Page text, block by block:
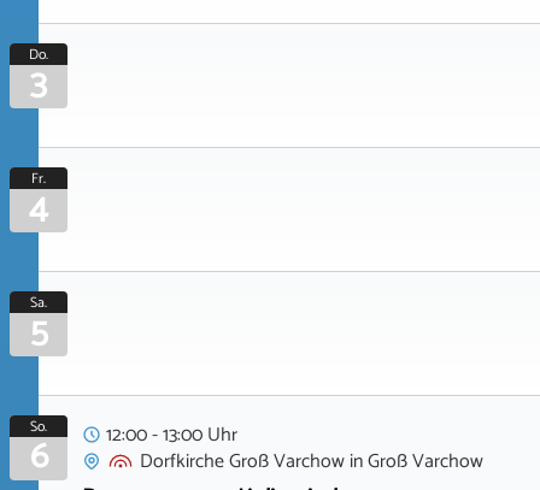
Do.
3
Fr.
4
Sa.
5
So.
6
12:00 - 13:00 Uhr
Dorfkirche Groß VarchowinGroß Varchow